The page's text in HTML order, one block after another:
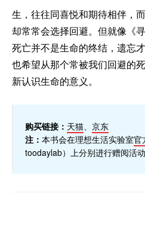
生，往往同喜悦和期待相伴，
却常常会选择回避。但就像
死亡并不是生命的终结，遗忘
也希望从那个常被我们回避的
新认识生命的意义。
购买链接： 天猫、 京东
注： 本书会在理想生活实验室官
toodaylab）上分别进行赠阅活